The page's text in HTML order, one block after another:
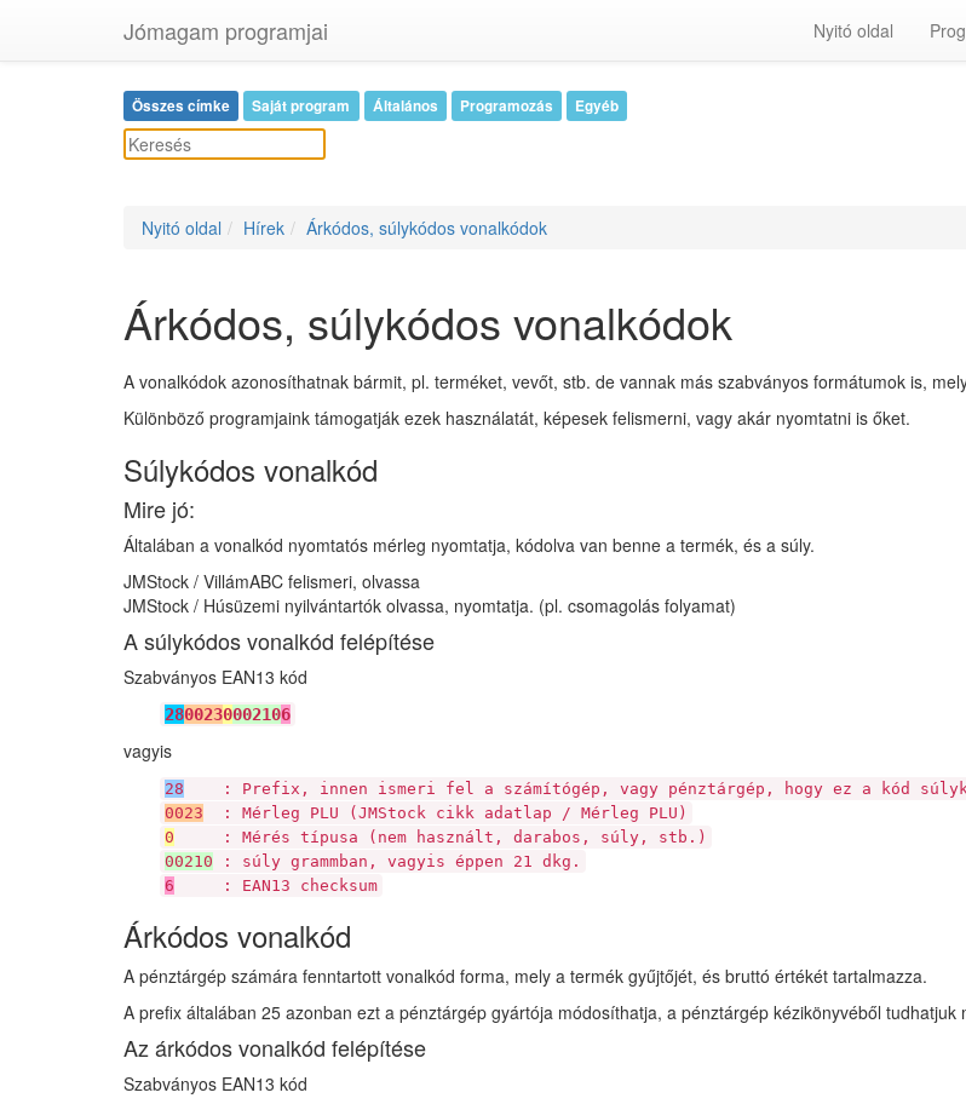
Jómagam programjai Nyitó oldal
Összes címke Saját program Általános Programozás Egyéb
Nyitó oldal Hírek Árkódos, súlykódos vonalkódok
Árkódos, súlykódos vonalkódok
A vonalkódok azonosíthatnak bármit, pl. terméket, vevőt, stb. de vannak más szabványos formátumok is,
Különböző programjaink támogatják ezek használatát, képesek felismerni, vagy akár nyomtatni is őket.
Súlykódos vonalkód
Mire jó:
Általában a vonalkód nyomtatós mérleg nyomtatja, kódolva van benne a termék, és a súly.
JMStock / VillámABC felismeri, olvassa
JMStock / Húsüzemi nyilvántartók olvassa, nyomtatja. (pl. csomagolás folyamat)
A súlykódos vonalkód felépítése
Szabványos EAN13 kód
2800230002106
vagyis
28 : Prefix, innen ismeri fel a számítógép, vagy pénztárgép, hogy ez a kód
0023 : Mérleg PLU (JMStock cikk adatlap / Mérleg PLU)
0 : Mérés típusa (nem használt, darabos, súly, stb.)
00210 : súly grammban, vagyis éppen 21 dkg.
6 : EAN13 checksum
Árkódos vonalkód
A pénztárgép számára fenntartott vonalkód forma, mely a termék gyűjtőjét, és bruttó értékét tartalmazza.
A prefix általában 25 azonban ezt a pénztárgép gyártója módosíthatja, a pénztárgép kézikönyvéből tudhatjuk
Az árkódos vonalkód felépítése
Szabványos EAN13 kód